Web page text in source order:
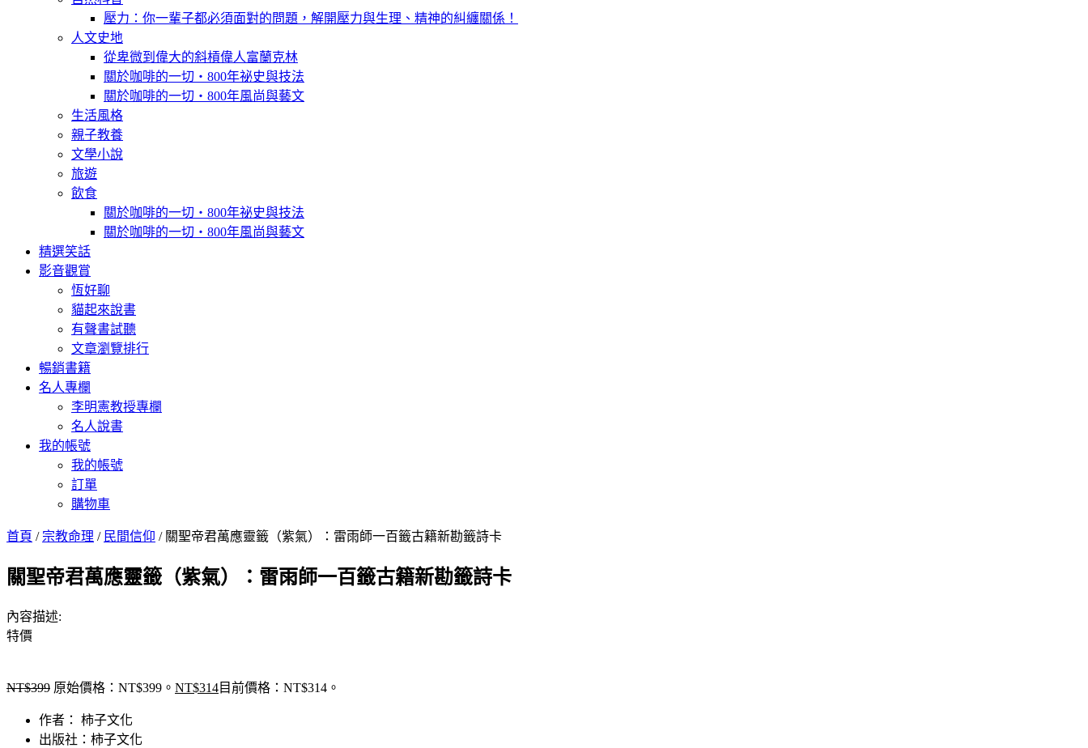
壓力：你一輩子都必須面對的問題，解開壓力與生理、精神的糾纏關係！
人文史地
從卑微到偉大的斜槓偉人富蘭克林
關於咖啡的一切‧800年祕史與技法
關於咖啡的一切‧800年風尚與藝文
生活風格
親子教養
文學小說
旅遊
飲食
關於咖啡的一切‧800年祕史與技法
關於咖啡的一切‧800年風尚與藝文
精選笑話
影音觀賞
恆好聊
貓起來說書
有聲書試聽
文章瀏覽排行
暢銷書籍
名人專欄
李明憲教授專欄
名人說書
我的帳號
我的帳號
訂單
購物車
首頁 / 宗教命理 / 民間信仰 / 關聖帝君萬應靈籤（紫氣）：雷雨師一百籤古籍新勘籤詩卡
關聖帝君萬應靈籤（紫氣）：雷雨師一百籤古籍新勘籤詩卡
內容描述:
特價
NT$399 原始價格：NT$399。 NT$314目前價格：NT$314。
作者： 柿子文化
出版社：柿子文化